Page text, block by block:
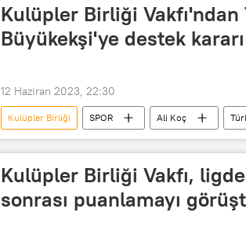
Kulüpler Birliği Vakfı'ndan
Büyükekşi'ye destek kararı
12 Haziran 2023, 22:30
Kulüpler Birliği SPOR Ali Koç
Kulüpler Birliği Vakfı,
sonrası puanlamayı